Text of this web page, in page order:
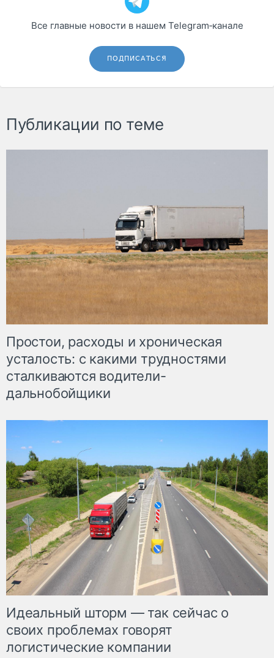
Все главные новости в нашем Telegram‑канале
ПОДПИСАТЬСЯ
Публикации по теме
Простои, расходы и хроническая
усталость: с какими трудностями
сталкиваются водители-
дальнобойщики
Идеальный шторм — так сейчас о
своих проблемах говорят
логистические компании